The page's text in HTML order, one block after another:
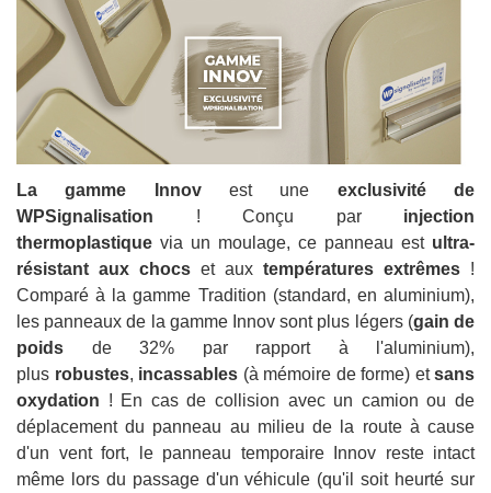
La gamme Innovest une exclusivité de
WPSignalisation ! Conçu par injection
thermoplastique via un moulage, ce panneau est ultra-
résistant aux chocs et aux températures extrêmes !
Comparé à la gamme Tradition (standard, en aluminium),
les panneaux de la gamme Innov sont plus légers (gain de
poids de 32% par rapport à l'aluminium),
plus robustes, incassables (à mémoire de forme) etsans
oxydation ! En cas de collision avec un camion ou de
déplacement du panneau au milieu de la route à cause
d'un vent fort, le panneau temporaire Innov reste intact
même lors du passage d'un véhicule (qu'il soit heurté sur